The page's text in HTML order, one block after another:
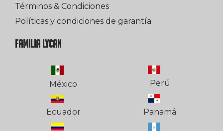
Términos & Condiciones
Políticas y condiciones de garantía
FAMILIA LYCAN
México
Ecuador
Perú
Panamá